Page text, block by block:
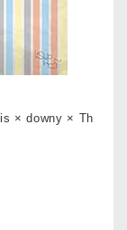
× downy × Th